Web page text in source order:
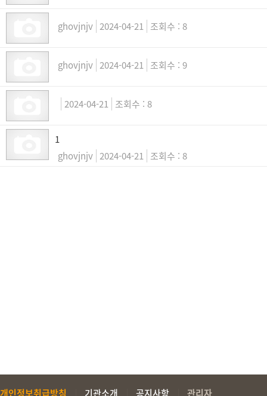
ghovjnjv 2024-04-21 8
ghovjnjv 2024-04-21 9
2024-04-21 8
1
ghovjnjv 2024-04-21 8
개인정보취급방침 기관소개 공지사항 관리자